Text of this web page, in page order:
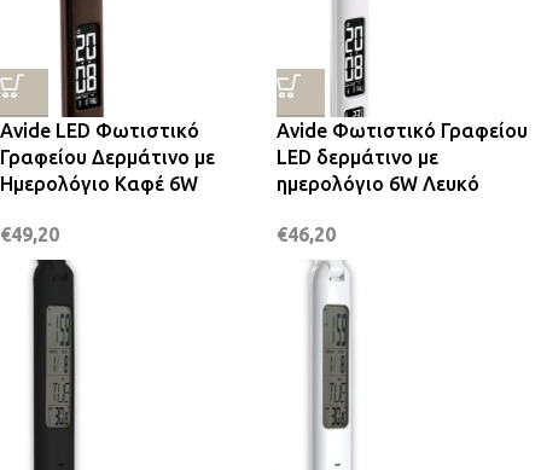
Avide LED Φωτιστικό
Γραφείου Δερμάτινο με
Ημερολόγιο Καφέ 6W
€49,20
Avide Φωτιστικό Γραφείου
LED δερμάτινο με
ημερολόγιο 6W Λευκό
€46,20